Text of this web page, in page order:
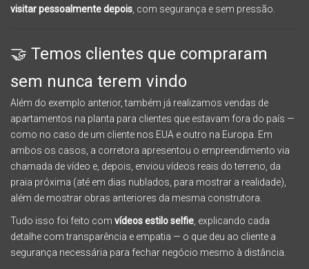
visitar pessoalmente depois , com segurança e sem pressão.
🤝 Temos clientes que compraram
sem nunca terem vindo
Além do exemplo anterior, também já realizamos vendas de
apartamentos na planta para clientes que estavam fora do país —
como no caso de um cliente nos EUA e outro na Europa. Em
ambos os casos, a corretora apresentou o empreendimento via
chamada de vídeo e, depois, enviou vídeos reais do terreno, da
praia próxima (até em dias nublados, para mostrar a realidade),
além de mostrar obras anteriores da mesma construtora.
Tudo isso foi feito com vídeos estilo selfie , explicando cada
detalhe com transparência e empatia — o que deu ao cliente a
segurança necessária para fechar negócio mesmo à distância.